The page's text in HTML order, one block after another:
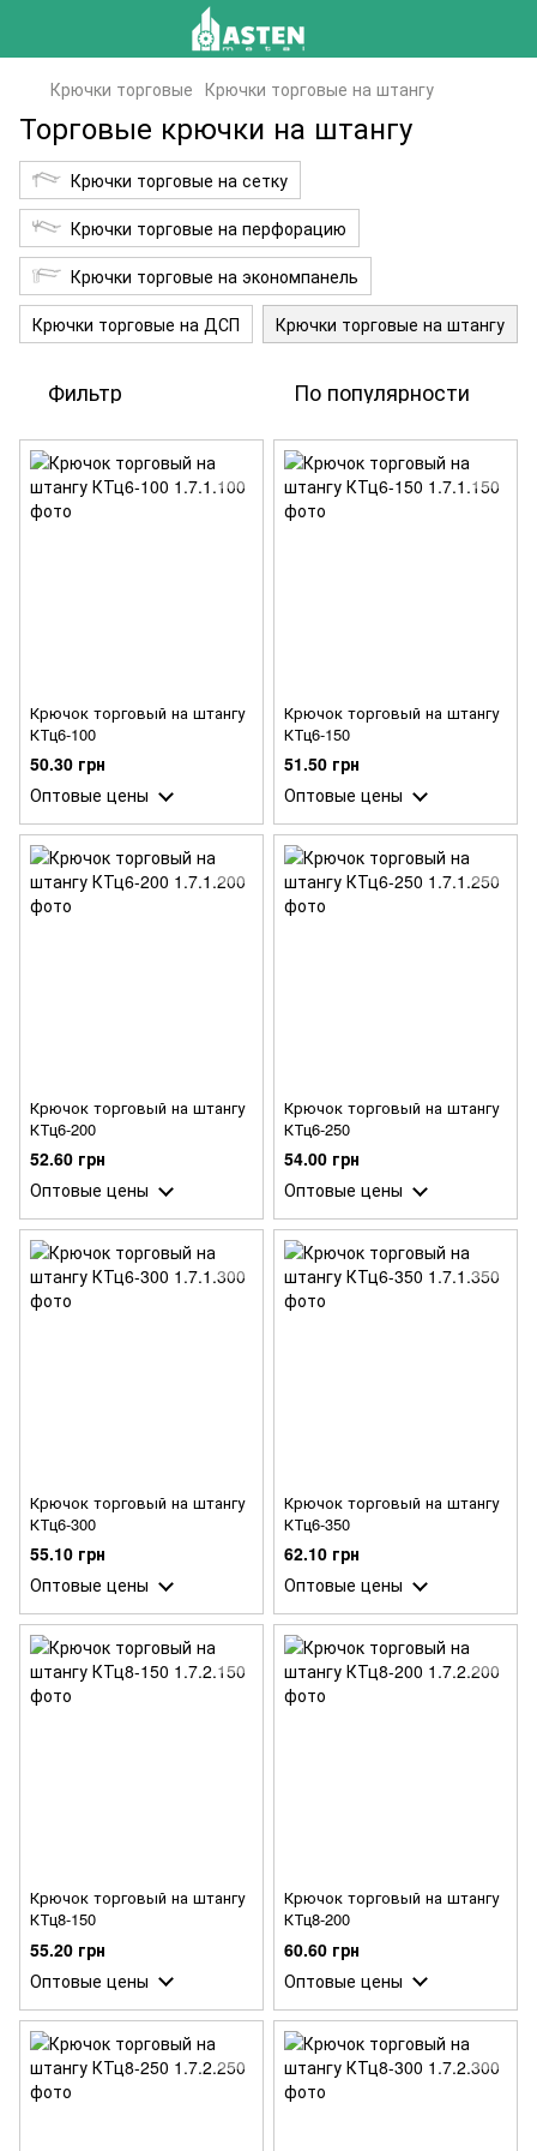
Крючки торговые Крючки торговые на штангу
Торговые крючки на штангу
Крючки торговые на сетку
Крючки торговые на перфорацию
Крючки торговые на экономпанель
Крючки торговые на ДСП
Крючки торговые на штангу
Фильтр По популярности
Крючок торговый на штангу
КТц6-100
50.30 грн
Оптовые цены
Крючок торговый на штангу
КТц6-150
51.50 грн
Оптовые цены
Крючок торговый на штангу
КТц6-200
52.60 грн
Оптовые цены
Крючок торговый на штангу
КТц6-250
54.00 грн
Оптовые цены
Крючок торговый на штангу
КТц6-300
55.10 грн
Оптовые цены
Крючок торговый на штангу
КТц6-350
62.10 грн
Оптовые цены
Крючок торговый на штангу
КТц8-150
55.20 грн
Оптовые цены
Крючок торговый на штангу
КТц8-200
60.60 грн
Оптовые цены